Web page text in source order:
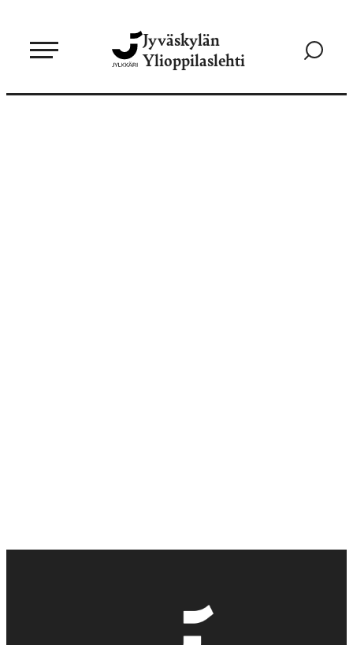
sisältöön
Jyväskylän
Ylioppilaslehti
Siirry